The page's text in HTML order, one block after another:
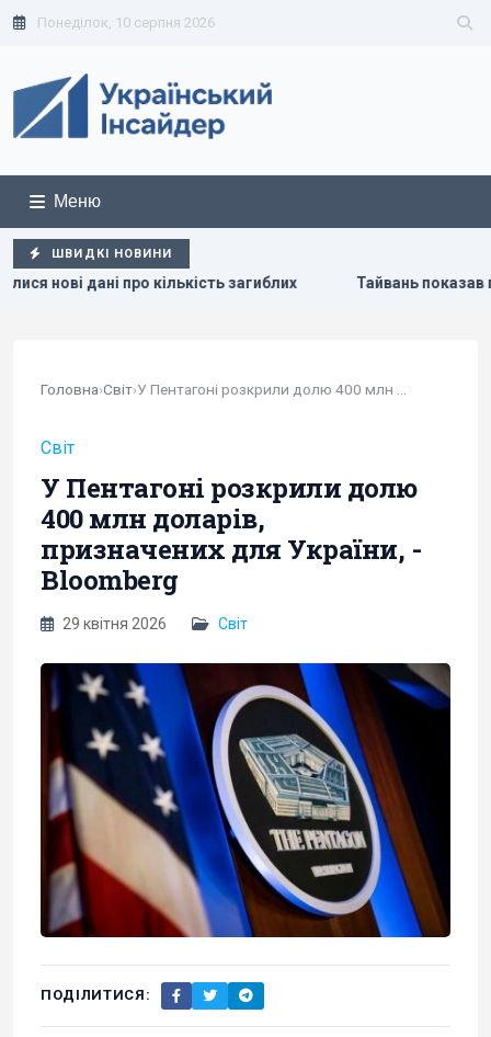
Понеділок, 10 серпня 2026
Меню
ШВИДКІ НОВИНИ
Тайвань показав під час військових навчань
Головна›Світ›
Світ
У Пентагоні розкрили долю
400 млн доларів,
призначених для України, -
Bloomberg
29 квітня 2026 Світ
ПОДІЛИТИСЯ: